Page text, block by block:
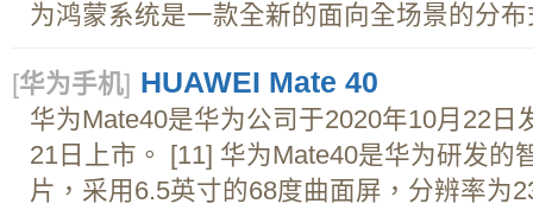
为鸿蒙系统是一款全新的面向全场景的分
[华为手机] HUAWEI Mate 40
华为Mate40是华为公司于2020年10月22日
21日上市。 [11] 华为Mate40是华为研发的
片，采用6.5英寸的68度曲面屏，分辨率为